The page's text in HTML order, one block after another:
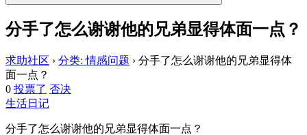
分手了怎么谢谢他的兄弟显得体面一点？
求助社区 › 分类: 情感问题 › 分手了怎么谢谢他的兄弟显得体
面一点？
0 投票了 否决
生活日记
分手了怎么谢谢他的兄弟显得体面一点？